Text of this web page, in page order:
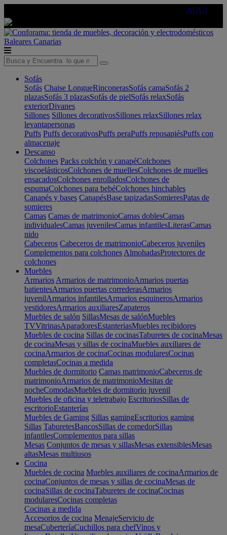
AQUÍ
Baleares Canarias
Sofás
Sofás Chaise LongueRinconerasSofás camaSofás 2
plazasSofás 3 plazasSofás de pielSofás relaxSofás
exteriorDivanes
Sillones Sillones decorativosSillones relaxSillones relax
levantapersonas
Puffs Puffs decorativosPuffs peraPuffs reposapiésPuffs con
almacenaje
Descanso
Colchones Packs colchón y canapéColchones
viscoelásticosColchones de muellesColchones de muelles
ensacadosColchones enrolladosColchones de
espumaColchones para bebéColchones hinchables
Canapés y bases CanapésBase tapizadasSomieresPatas de
somieres
Camas Camas de matrimonioCamas doblesCamas
individualesCamas juvenilesCamas infantilesLiterasCamas
nido
Cabeceros Cabeceros de matrimonioCabeceros juveniles
Complementos para colchones AlmohadasProtectores de
colchones
Muebles
Armarios Armarios de matrimonioArmarios puertas
batientesArmarios puertas correderasArmarios
juvenilArmarios infantilesArmarios esquinerosArmarios
vestidoresArmarios auxiliaresZapateros
Muebles de salón SillasMesas de salónMuebles
TVVitrinasAparadoresEstanteriasMuebles recibidores
Muebles de cocina Sillas de cocinasTaburetes de cocinaMesas
de cocinaMesas y sillas de cocinaMuebles auxiliares de
cocinaArmarios de cocinaCocinas modularesCocinas
completasCocinas a medida
Muebles de dormitorio Camas matrimonioCabeceros de
matrimonioArmarios de matrimonioMesitas de
nocheComodasMuebles de dormitorio juvenil
Muebles de oficina y teletrabajo EscritoriosSillas de
escritorioEstanterías
Muebles de Gaming Sillas gamingEscritorios gaming
Sillas TaburetesBancosSillas de comedorSillas
infantilesComplementos para sillas
Mesas Conjuntos de mesas y sillasMesas extensiblesMesas
altasMesas multiusos
Cocina
Muebles de cocina Muebles auxiliares de cocinaArmarios de
cocinaConjuntos de mesas y sillas de cocinaMesas de
cocinaSillas de cocinaTaburetes de cocinaCocinas
modularesCocinas completas
Cocinas a medida
Accesorios de cocina MenajeServicio de
mesaCuberteríaCuchillos para chefVinos y